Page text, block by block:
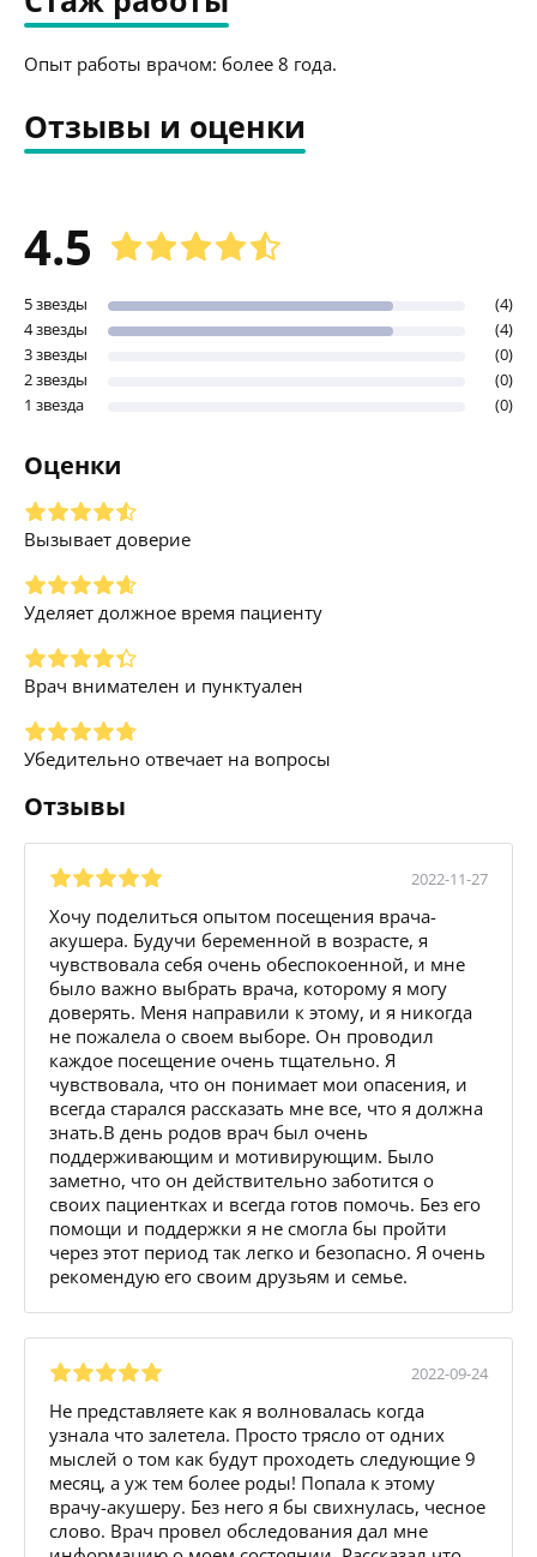
Опыт работы врачом: более 8 года.
Отзывы и оценки
4.5
5 звезды
(4)
4 звезды
(4)
3 звезды
(0)
2 звезды
(0)
1 звезда
(0)
Оценки
Вызывает доверие
Уделяет должное время пациенту
Врач внимателен и пунктуален
Убедительно отвечает на вопросы
Отзывы
2022-11-27
Хочу поделиться опытом посещения врача-
акушера. Будучи беременной в возрасте, я
чувствовала себя очень обеспокоенной, и мне
было важно выбрать врача, которому я могу
доверять. Меня направили к этому, и я никогда
не пожалела о своем выборе. Он проводил
каждое посещение очень тщательно. Я
чувствовала, что он понимает мои опасения, и
всегда старался рассказать мне все, что я должна
знать.В день родов врач был очень
поддерживающим и мотивирующим. Было
заметно, что он действительно заботится о
своих пациентках и всегда готов помочь. Без его
помощи и поддержки я не смогла бы пройти
через этот период так легко и безопасно. Я очень
рекомендую его своим друзьям и семье.
2022-09-24
Не представляете как я волновалась когда
узнала что залетела. Просто трясло от одних
мыслей о том как будут проходеть следующие 9
месяц, а уж тем более роды! Попала к этому
врачу-акушеру. Без него я бы свихнулась, чесное
слово. Врач провел обследования дал мне